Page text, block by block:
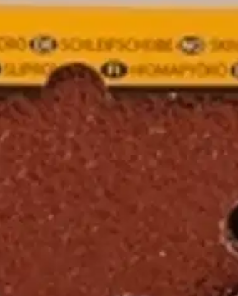
tai
K240. Pakkaus sisältää 5 hiomapyöröä.